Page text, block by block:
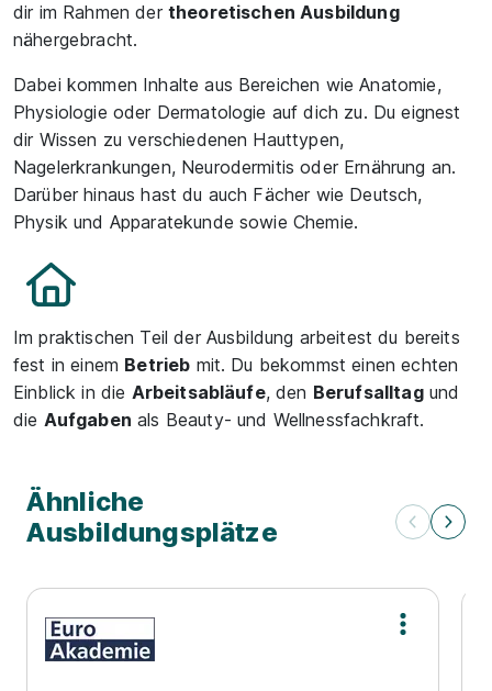
dir im Rahmen der theoretischen Ausbildung
nähergebracht.
Dabei kommen Inhalte aus Bereichen wie Anatomie,
Physiologie oder Dermatologie auf dich zu. Du eignest
dir Wissen zu verschiedenen Hauttypen,
Nagelerkrankungen, Neurodermitis oder Ernährung an.
Darüber hinaus hast du auch Fächer wie Deutsch,
Physik und Apparatekunde sowie Chemie.
Im praktischen Teil der Ausbildung arbeitest du bereits
fest in einem Betrieb mit. Du bekommst einen echten
Einblick in die Arbeitsabläufe, den Berufsalltagund
die Aufgaben als Beauty- und Wellnessfachkraft.
Ähnliche
Ausbildungsplätze